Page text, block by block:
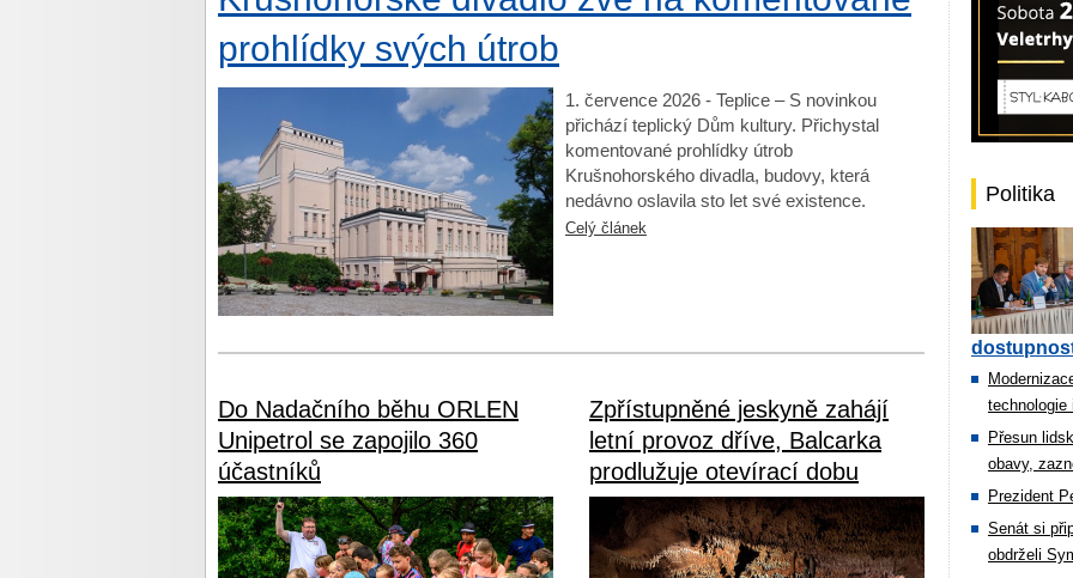
prohlídky svých útrob
1. července 2026 - Teplice – S novinkou
přichází teplický Dům kultury. Přichystal
komentované prohlídky útrob
Krušnohorského divadla, budovy, která
nedávno oslavila sto let své existence.
Celý článek
Do Nadačního běhu ORLEN
Unipetrol se zapojilo 360
účastníků
Zpřístupněné jeskyně zahájí
letní provoz dříve, Balcarka
prodlužuje otevírací dobu
Politika
technologie
Přesun
obavy,
Prezident
Senát si
obdrželi